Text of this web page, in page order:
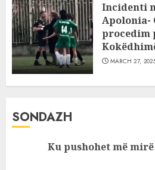
Incidenti
Apolonia-
procedim
MARCH 27,
SONDAZH
Ku pushohet më